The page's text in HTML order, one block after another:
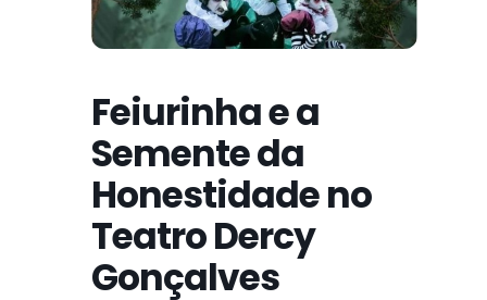
Feiurinha e a
Semente da
Honestidade no
Teatro Dercy
Gonçalves